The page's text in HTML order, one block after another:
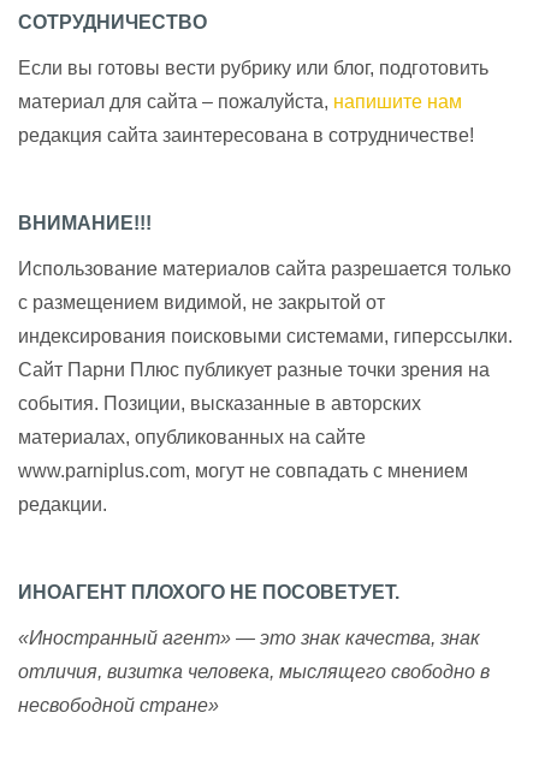
СОТРУДНИЧЕСТВО
Если вы готовы вести рубрику или блог, подготовить
материал для сайта – пожалуйста, напишите нам
редакция сайта заинтересована в сотрудничестве!
ВНИМАНИЕ!!!
Использование материалов сайта разрешается только
с размещением видимой, не закрытой от
индексирования поисковыми системами, гиперссылки.
Сайт Парни Плюс публикует разные точки зрения на
события. Позиции, высказанные в авторских
материалах, опубликованных на сайте
www.parniplus.com, могут не совпадать с мнением
редакции.
ИНОАГЕНТ ПЛОХОГО НЕ ПОСОВЕТУЕТ.
«Иностранный агент» — это знак качества, знак
отличия, визитка человека, мыслящего свободно в
несвободной стране»